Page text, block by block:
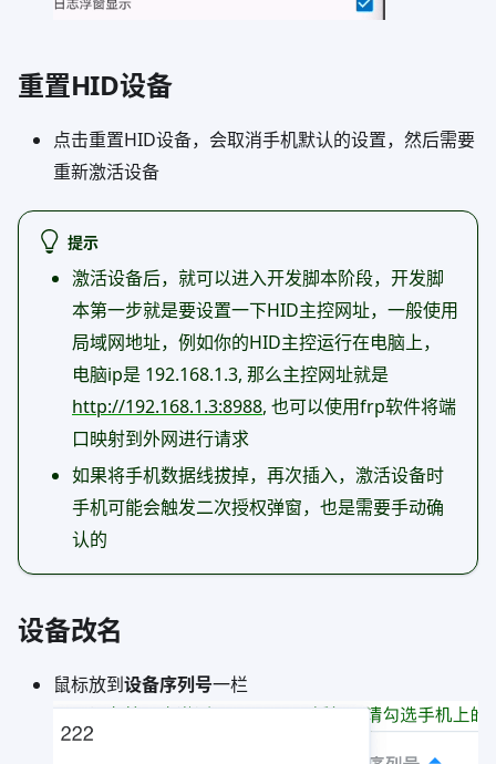
重置HID设备
点击重置HID设备，会取消手机默认的设置，然后需要
重新激活设备
提示
激活设备后，就可以进入开发脚本阶段，开发脚
本第一步就是要设置一下HID主控网址，一般使用
局域网地址，例如你的HID主控运行在电脑上，
电脑ip是 192.168.1.3, 那么主控网址就是
http://192.168.1.3:8988, 也可以使用frp软件将端
口映射到外网进行请求
如果将手机数据线拔掉，再次插入，激活设备时
手机可能会触发二次授权弹窗，也是需要手动确
认的
设备改名
鼠标放到设备序列号一栏